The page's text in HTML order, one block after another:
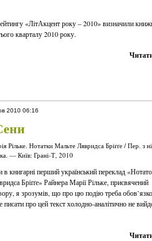
«ЛітАкцент року – 2010» визначили
кварталу 2010 року.
2010 06:16
Рільке. Нотатки Мальте Лявридса Бріґґе / Пер. з
— Київ: Грані-Т, 2010
книгарні перший український переклад
Бріґґе» Райнера Марії Рільке, присвячений
я зрозумів, що про цю подію треба
писати про цей текст холодно-аналітично не